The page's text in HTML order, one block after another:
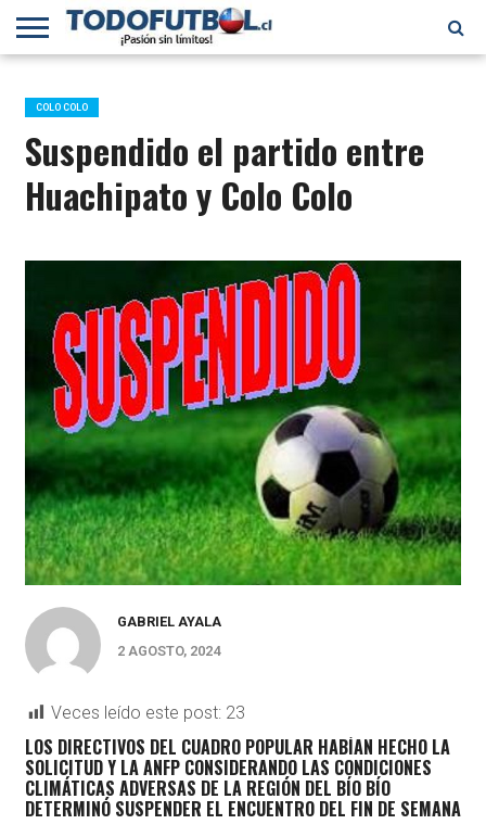
PRIMERA
B
SELECCIÓN
CHILENA
CHILENOS
EN EL
MUNDO
FÚTBOL
INTERNACIONAL
COLO COLO
Suspendido el partido entre
Huachipato y Colo Colo
GABRIEL AYALA
2 AGOSTO, 2024
Veces leído este post: 23
LOS DIRECTIVOS DEL CUADRO POPULAR HABÍAN HECHO LA
SOLICITUD Y LA ANFP CONSIDERANDO LAS CONDICIONES
CLIMÁTICAS ADVERSAS DE LA REGIÓN DEL BÍO BÍO
DETERMINÓ SUSPENDER EL ENCUENTRO DEL FIN DE SEMANA